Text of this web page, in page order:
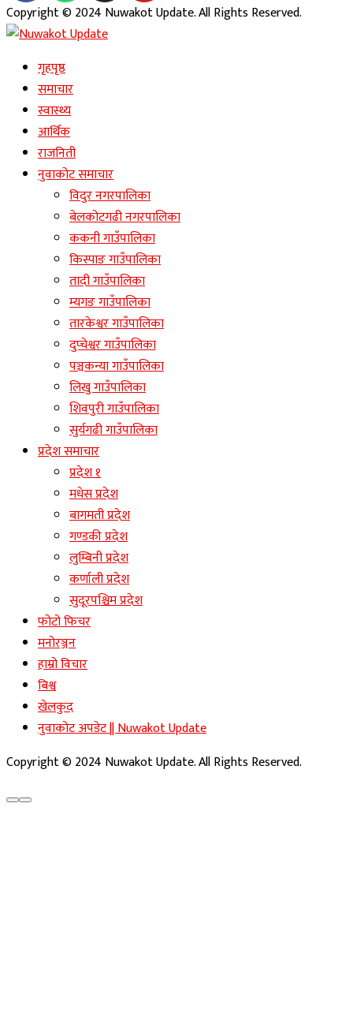
Copyright © 2024 Nuwakot Update. All Rights Reserved.
गृहपृष्ठ
समाचार
स्वास्थ्य
आर्थिक
राजनिती
नुवाकोट समाचार
विदुर नगरपालिका
बेलकोटगढी नगरपालिका
ककनी गाउँपालिका
किस्पाङ गाउँपालिका
तादी गाउँपालिका
म्यगङ गाउँपालिका
तारकेश्वर गाउँपालिका
दुप्चेश्वर गाउँपालिका
पञ्चकन्या गाउँपालिका
लिखु गाउँपालिका
शिवपुरी गाउँपालिका
सुर्यगढी गाउँपालिका
प्रदेश समाचार
प्रदेश १
मधेस प्रदेश
बागमती प्रदेश
गण्डकी प्रदेश
लुम्बिनी प्रदेश
कर्णाली प्रदेश
सुदूरपश्चिम प्रदेश
फोटो फिचर
मनोरञ्जन
हाम्रो विचार
बिश्व
खेलकुद
नुवाकोट अपडेट || Nuwakot Update
Copyright © 2024 Nuwakot Update. All Rights Reserved.